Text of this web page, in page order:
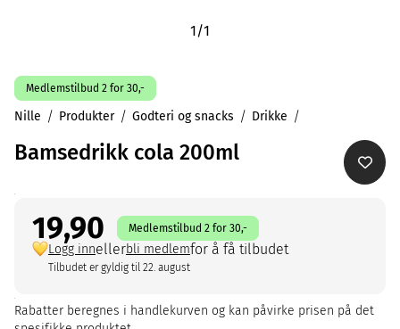
1/1
Medlemstilbud 2 for 30,-
Nille Produkter Godteri og snacks Drikke
Bamsedrikk cola 200ml
19,90 Medlemstilbud 2 for 30,-
Logg innellerbli medlemfor å få tilbudet
Tilbudet er gyldig til 22. august
Rabatter beregnes i handlekurven og kan påvirke prisen på det